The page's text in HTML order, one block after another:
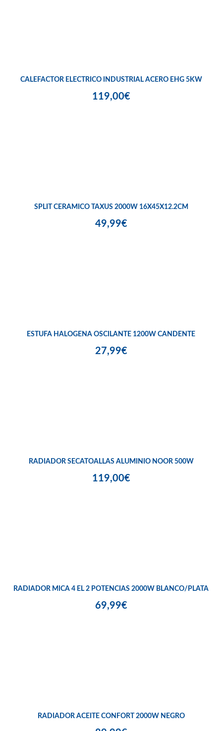
CALEFACTOR ELECTRICO INDUSTRIAL ACERO EHG 5KW
119,00€
SPLIT CERAMICO TAXUS 2000W 16X45X12.2CM
49,99€
ESTUFA HALOGENA OSCILANTE 1200W CANDENTE
27,99€
RADIADOR SECATOALLAS ALUMINIO NOOR 500W
119,00€
RADIADOR MICA 4 EL 2 POTENCIAS 2000W BLANCO/PLATA
69,99€
RADIADOR ACEITE CONFORT 2000W NEGRO